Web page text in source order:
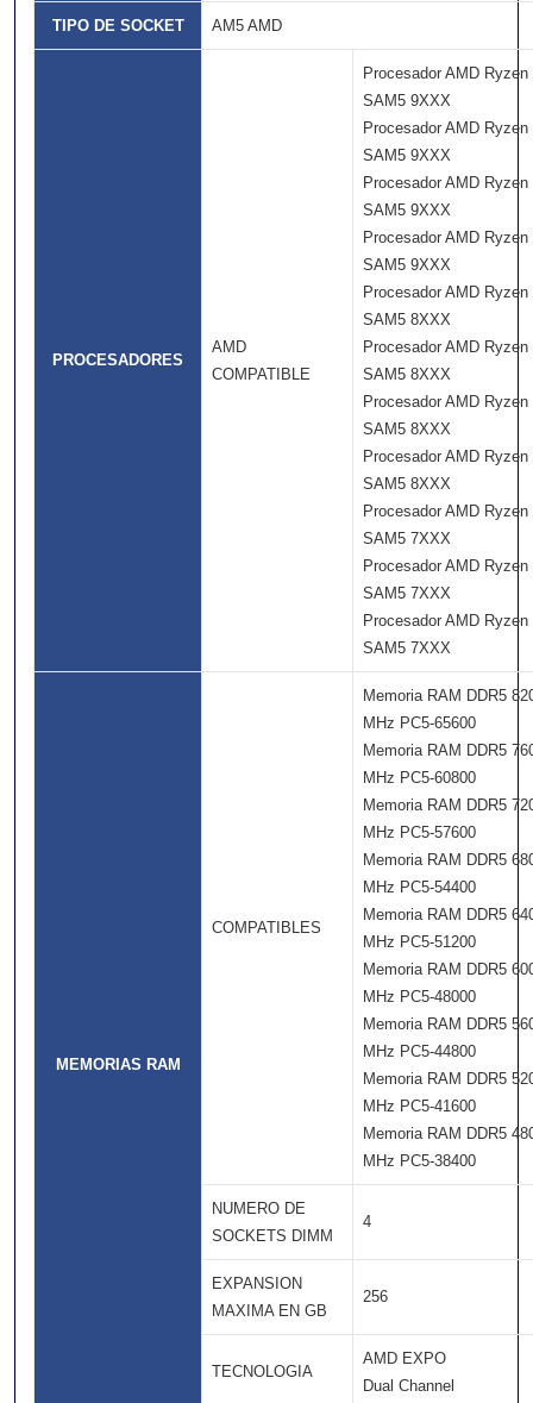
TIPO DE SOCKET AM5 AMD
PROCESADORES
AMD
COMPATIBLE
Procesador AMD Ryzen
SAM5 9XXX
Procesador AMD Ryzen
SAM5 9XXX
Procesador AMD Ryzen
SAM5 9XXX
Procesador AMD Ryzen
SAM5 9XXX
Procesador AMD Ryzen
SAM5 8XXX
Procesador AMD Ryzen
SAM5 8XXX
Procesador AMD Ryzen
SAM5 8XXX
Procesador AMD Ryzen
SAM5 8XXX
Procesador AMD Ryzen
SAM5 7XXX
Procesador AMD Ryzen
SAM5 7XXX
Procesador AMD Ryzen
SAM5 7XXX
MEMORIAS RAM
COMPATIBLES
Memoria RAM DDR5
MHz PC5-65600
Memoria RAM DDR5
MHz PC5-60800
Memoria RAM DDR5
MHz PC5-57600
Memoria RAM DDR5
MHz PC5-54400
Memoria RAM DDR5
MHz PC5-51200
Memoria RAM DDR5
MHz PC5-48000
Memoria RAM DDR5
MHz PC5-44800
Memoria RAM DDR5
MHz PC5-41600
Memoria RAM DDR5
MHz PC5-38400
NUMERO DE
SOCKETS DIMM
4
EXPANSION
MAXIMA EN GB
256
TECNOLOGIA
AMD EXPO
Dual Channel